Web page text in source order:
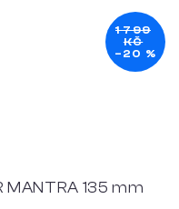
MANTRA 135 mm
1 799
KČ
–20 %